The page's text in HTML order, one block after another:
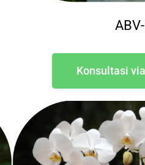
Konsultasi